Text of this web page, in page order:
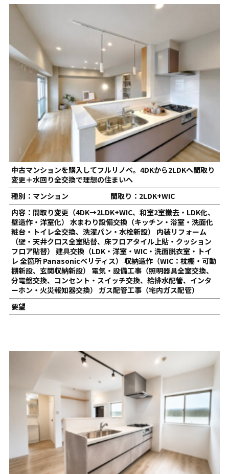
中古マンションを購入してフルリノベ。4DKから2LDKへ間取り
変更＋水回り全交換で理想の住まいへ
種別：マンション
間取り：2LDK+WIC
内容：間取り変更（4DK→2LDK+WIC、和室2室撤去・LDK化、
壁造作・洋室化） 水まわり設備交換（キッチン・浴室・洗面化
粧台・トイレ全交換、洗濯パン・水栓新設） 内装リフォーム
（壁・天井クロス全室貼替、床フロアタイル上貼・クッション
フロア貼替） 建具交換（LDK・洋室・WIC・洗面脱衣室・トイ
レ 全箇所 Panasonicベリティス） 収納造作（WIC：枕棚・可動
棚新設、玄関収納新設） 電気・設備工事（照明器具全室交換、
分電盤交換、コンセント・スイッチ交換、給排水配管、インタ
ーホン・火災報知器交換） ガス配管工事（宅内ガス配管）
要望